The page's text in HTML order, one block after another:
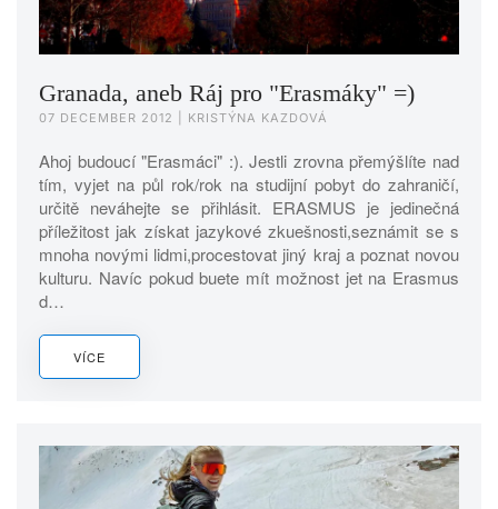
Granada, aneb Ráj pro "Erasmáky" =)
07 DECEMBER 2012 | KRISTÝNA KAZDOVÁ
Ahoj budoucí "Erasmáci" :). Jestli zrovna přemýšlíte nad
tím, vyjet na půl rok/rok na studijní pobyt do zahraničí,
určitě neváhejte se přihlásit. ERASMUS je jedinečná
příležitost jak získat jazykové zkuešnosti,seznámit se s
mnoha novými lidmi,procestovat jiný kraj a poznat novou
kulturu. Navíc pokud buete mít možnost jet na Erasmus
d…
VÍCE